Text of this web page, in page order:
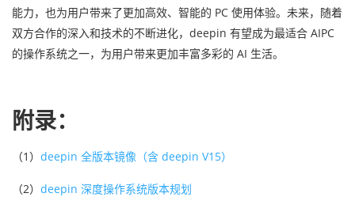
能力，也为用户带来了更加高效、智能的 PC 使用体验。未来，随着
双方合作的深入和技术的不断进化，deepin 有望成为最适合 AIPC
的操作系统之一，为用户带来更加丰富多彩的 AI 生活。
附录：
（1） deepin 全版本镜像（含 deepin V15）
（2） deepin 深度操作系统版本规划